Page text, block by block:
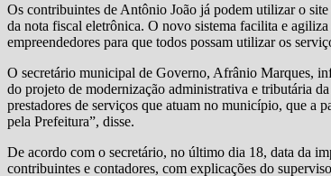
Os contribuintes de Antônio João já podem utilizar o
da nota fiscal eletrônica. O novo sistema facilita e
empreendedores para que todos possam utilizar os
O secretário municipal de Governo, Afrânio Marques,
do projeto de modernização administrativa e tributária
prestadores de serviços que atuam no município, que a
pela Prefeitura”, disse.
De acordo com o secretário, no último dia 18, data da
contribuintes e contadores, com explicações do